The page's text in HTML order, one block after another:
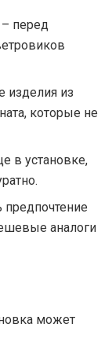
– перед
изделия из
которые не
в установке,
предпочтение
аналоги
может